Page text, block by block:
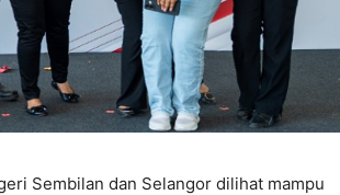
Sembilan dan Selangor dilihat mampu